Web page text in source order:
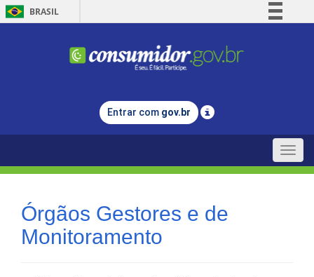
BRASIL
Comunica BR
Legislação
Entrar com gov.br
Toggle
Órgãos Gestores e de
Monitoramento